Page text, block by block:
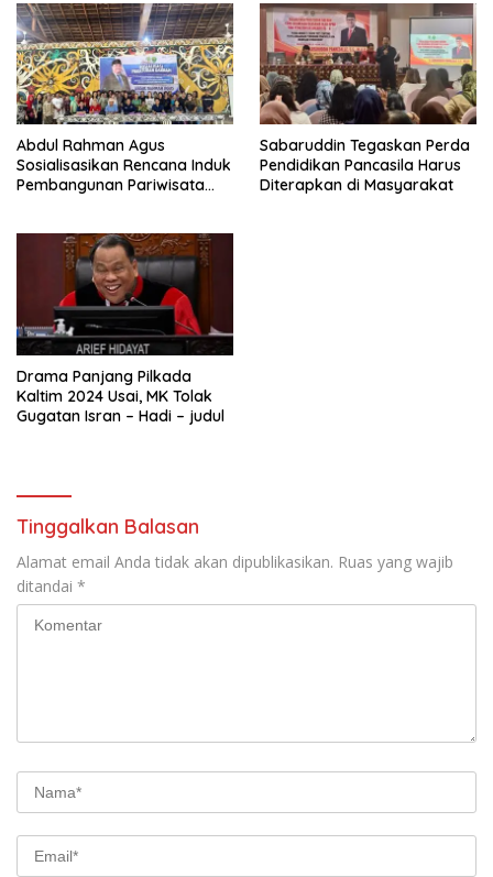
Abdul Rahman Agus
Sosialisasikan Rencana Induk
Pembangunan Pariwisata
Sabaruddin Tegaskan Perda
Pendidikan Pancasila Harus
Diterapkan di Masyarakat
Drama Panjang Pilkada
Kaltim 2024 Usai, MK Tolak
Gugatan Isran – Hadi – judul
Tinggalkan Balasan
Alamat email Anda tidak akan dipublikasikan. Ruas yang wajib
ditandai *